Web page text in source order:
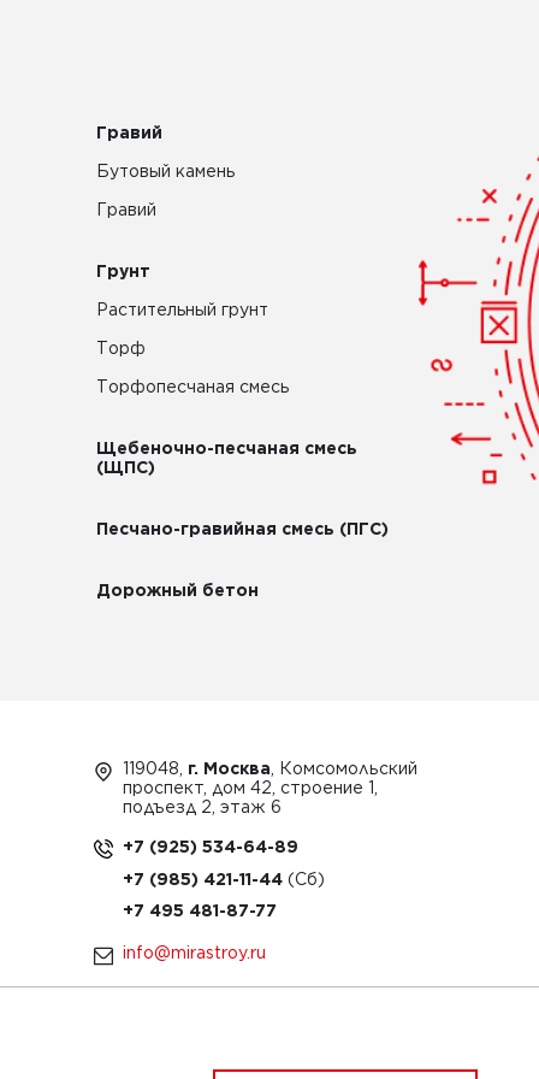
Гравий
Бутовый камень
Гравий
Грунт
Растительный грунт
Торф
Торфопесчаная смесь
Щебеночно-песчаная смесь
(ЩПС)
Песчано-гравийная смесь (ПГС)
Дорожный бетон
119048, г. Москва , Комсомольский
проспект, дом 42, строение 1,
подъезд 2, этаж 6
+7 (925) 534-64-89
+7 (985) 421-11-44
+7 495 481-87-77
info@mirastroy.ru